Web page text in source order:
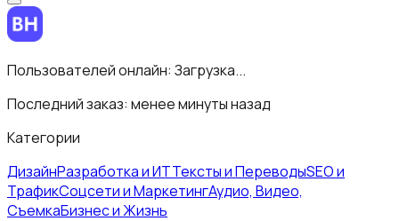
Пользователей онлайн: Загрузка...
Последний заказ: менее минуты назад
Категории
ДизайнРазработка и ИТТексты и ПереводыSEO и
ТрафикСоцсети и МаркетингАудио, Видео,
СъемкаБизнес и Жизнь